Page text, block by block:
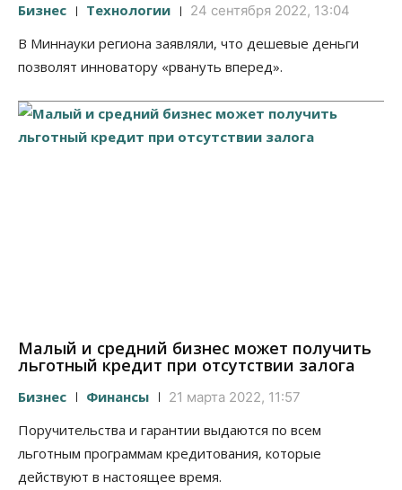
Бизнес Технологии 24 сентября 2022, 13:04
В Миннауки региона заявляли, что дешевые деньги
позволят инноватору «рвануть вперед».
Малый и средний бизнес может получить
льготный кредит при отсутствии залога
Бизнес Финансы 21 марта 2022, 11:57
Поручительства и гарантии выдаются по всем
льготным программам кредитования, которые
действуют в настоящее время.